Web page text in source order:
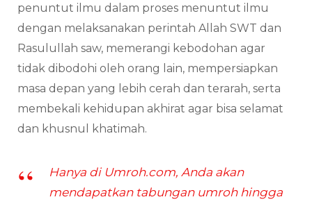
penuntut ilmu dalam proses menuntut ilmu
dengan melaksanakan perintah Allah SWT dan
Rasulullah saw, memerangi kebodohan agar
tidak dibodohi oleh orang lain, mempersiapkan
masa depan yang lebih cerah dan terarah, serta
membekali kehidupan akhirat agar bisa selamat
dan khusnul khatimah.
Hanya di Umroh.com, Anda akan
mendapatkan tabungan umroh hingga